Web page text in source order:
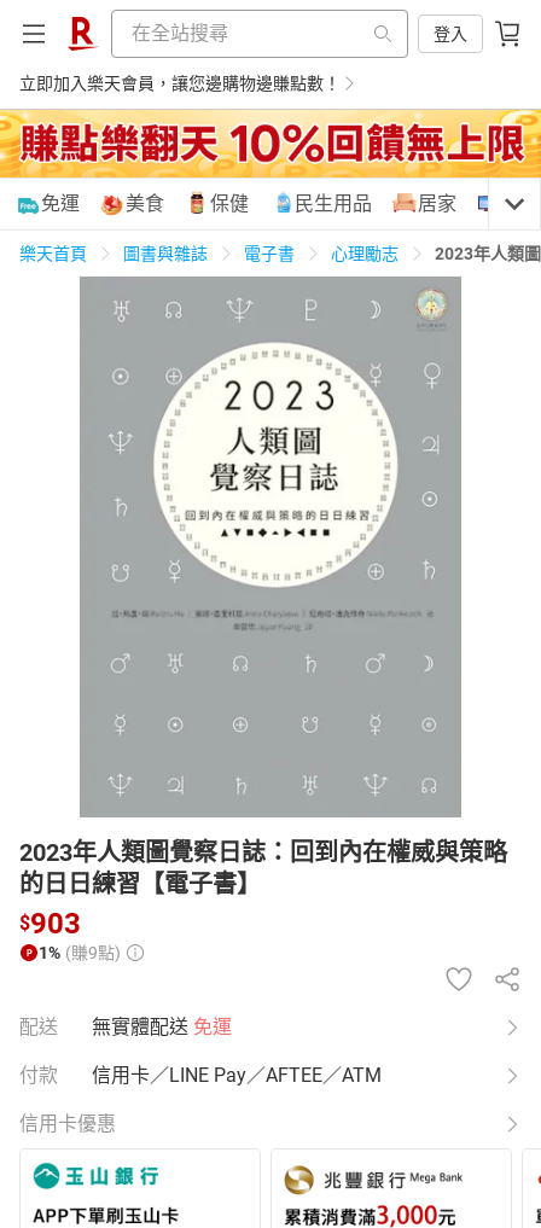
登入
立即加入樂天會員，讓您邊購物邊賺點數！
購物網分類
美食蛋糕 養生保健 民生用品
運動休閒
男裝 化妝保養
電子/紙本書
免運 美食 保健 民生用品 居家 3C
樂天首頁 圖書與雜誌 電子書 心理勵志 2023年人類
2023年人類圖覺察日誌：回到內在權威與策略
的日日練習【電子書】
$903
1% (賺9點)
配送 無實體配送 免運
付款 信用卡／LINE Pay／AFTEE／ATM
信用卡優惠